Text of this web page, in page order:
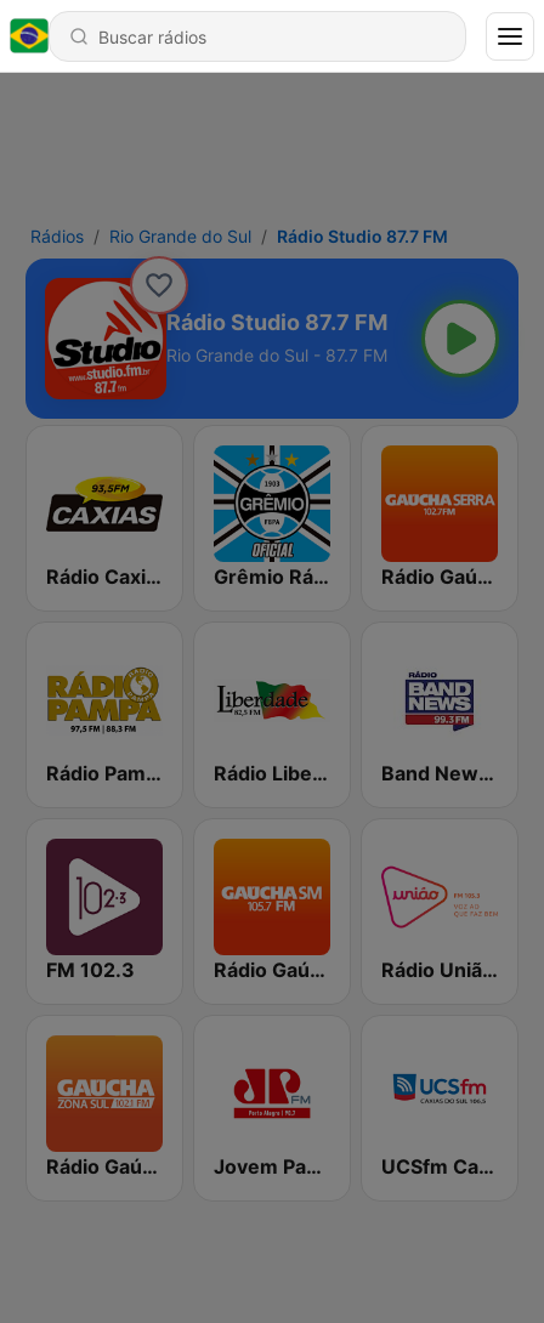
Rádios Rio Grande do Sul Rádio Studio 87.7 FM
Rádio Studio 87.7 FM
Rio Grande do Sul - 87.7 FM
Rádio Caxias Grêmio Rádio Umbro Rádio Gaúcha ZH - Serra
Rádio Pampa Rádio Liberdade FM Band News FM - 99.3 Porto Alegre
FM 102.3 Rádio Gaúcha ZH - Santa Maria Rádio União 105.3 FM
Rádio Gaúcha ZH - Zona Sul Jovem Pan FM Porto Alegre UCSfm Caxias do Sul